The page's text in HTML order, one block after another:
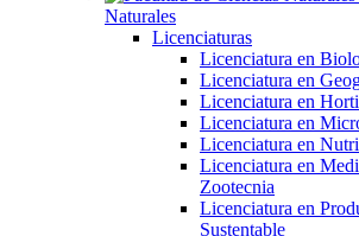
Naturales
Licenciaturas
Licenciatura en
Licenciatura en
Licenciatura en
Licenciatura en
Licenciatura en
Licenciatura en
Zootecnia
Licenciatura en
Sustentable